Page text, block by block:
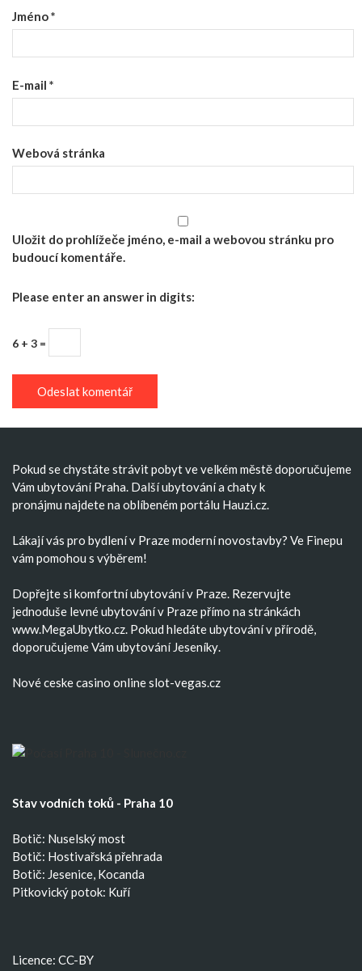
Jméno*
E-mail *
Webová stránka
Uložit do prohlížeče jméno, e-mail a webovou stránku pro
budoucí komentáře.
Please enter an answer in digits:
6 + 3 =
Pokud se chystáte strávit pobyt ve velkém městě doporučujeme
Vám ubytování Praha. Dalšíubytovánía chaty k
pronájmu najdete na oblíbeném portálu Hauzi.cz.
Lákají vás pro bydlení v Praze modernínovostavby? Ve Finepu
vám pomohou s výběrem!
Dopřejte si komfortníubytování v Praze. Rezervujte
jednoduše levné ubytování v Prazepřímo na stránkách
www.MegaUbytko.cz. Pokud hledáte ubytování v přírodě,
doporučujeme Vám ubytování Jeseníky.
Nové ceske casino online slot-vegas.cz
Stav vodních toků - Praha 10
Botič: Nuselský most
Botič: Hostivařská přehrada
Botič: Jesenice, Kocanda
Pitkovický potok: Kuří
Licence: CC-BY